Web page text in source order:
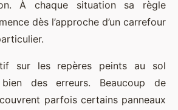
À chaque situation sa règle
dès l’approche d’un carrefour
sur les repères peints au sol
bien des erreurs. Beaucoup de
parfois certains panneaux